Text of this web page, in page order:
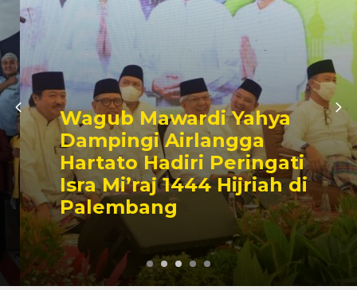
Wagub Mawardi Yahya
Dampingi Airlangga
Hartato Hadiri Peringati
Isra Mi’raj 1444 Hijriah di
Palembang